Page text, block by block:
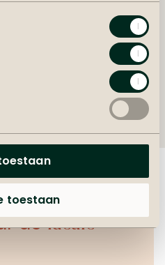
op basis van uw gebruik
toestaan
deideale